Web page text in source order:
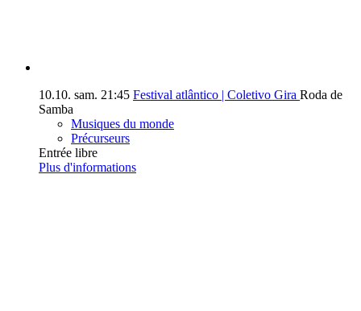
10.10. sam. 21:45 Festival atlântico | Coletivo Gira Roda de
Samba
Musiques du monde
Précurseurs
Entrée libre
Plus d'informations